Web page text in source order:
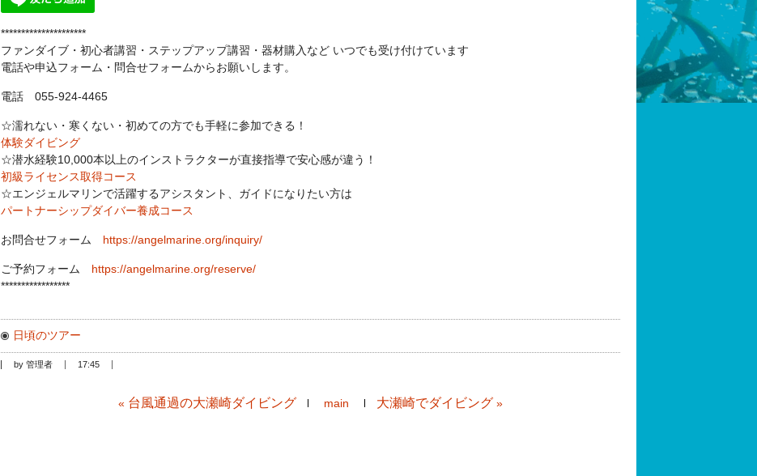
*********************
ファンダイブ・初心者講習・ステップアップ講習・器材購入など いつでも受け付けています
電話や申込フォーム・問合せフォームからお願いします。
電話 055-924-4465
☆濡れない・寒くない・初めての方でも手軽に参加できる！
体験ダイビング
☆潜水経験10,000本以上のインストラクターが直接指導で安心感が違う！
初級ライセンス取得コース
☆エンジェルマリンで活躍するアシスタント、ガイドになりたい方は
パートナーシップダイバー養成コース
お問合せフォーム https://angelmarine.org/inquiry/
ご予約フォーム https://angelmarine.org/reserve/
*****************
日頃のツアー
by 管理者 17:45
« 台風通過の大瀬崎ダイビング main 大瀬崎でダイビング»